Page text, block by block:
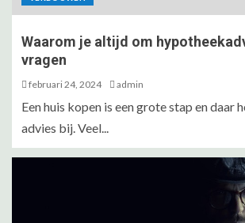
Waarom je altijd om
vragen
februari 24, 2024 admin
Een huis kopen is een grote stap en daar
advies bij. Veel...